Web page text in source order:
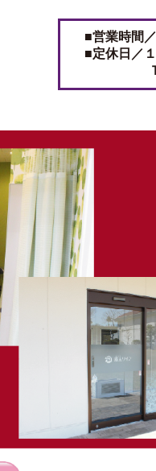
■営業時間
■定休日／
ＴＥＬ